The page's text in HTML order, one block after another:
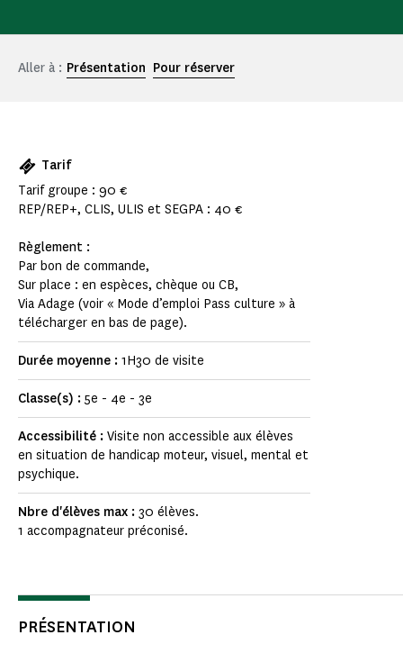
Aller à : Présentation Pour réserver
Tarif
Tarif groupe : 90 €
REP/REP+, CLIS, ULIS et SEGPA : 40 €
Règlement :
Par bon de commande,
Sur place : en espèces, chèque ou CB,
Via Adage (voir « Mode d’emploi Pass culture » à
télécharger en bas de page).
Durée moyenne : 1H30 de visite
Classe(s) : 5e - 4e - 3e
Accessibilité : Visite non accessible aux élèves
en situation de handicap moteur, visuel, mental et
psychique.
Nbre d'élèves max : 30 élèves.
1 accompagnateur préconisé.
PRÉSENTATION